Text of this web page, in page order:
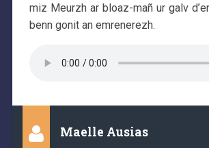
miz Meurzh ar bloaz-mañ ur galv
benn gonit an emrenerezh.
Maelle Ausias